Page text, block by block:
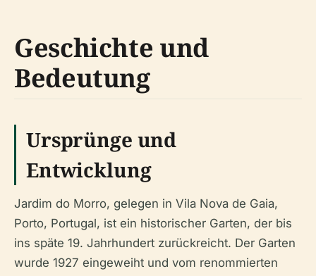
Geschichte und
Bedeutung
Ursprünge und
Entwicklung
Jardim do Morro, gelegen in Vila Nova de Gaia,
Porto, Portugal, ist ein historischer Garten, der bis
ins späte 19. Jahrhundert zurückreicht. Der Garten
wurde 1927 eingeweiht und vom renommierten